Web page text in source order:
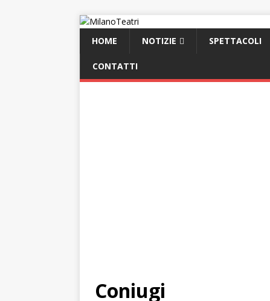
HOME NOTIZIE SPETTACOLI
CONTATTI
Coniugi